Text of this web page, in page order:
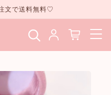
文で送料無料♡